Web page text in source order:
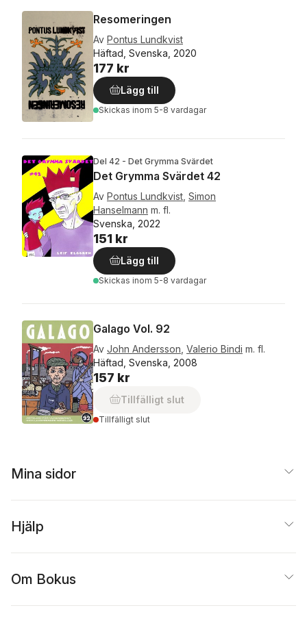
Resomeringen
Av Pontus Lundkvist
Häftad, Svenska, 2020
177 kr
Lägg till
Skickas inom 5-8 vardagar
Del 42 - Det Grymma Svärdet
Det Grymma Svärdet 42
Av Pontus Lundkvist Simon
Hanselmann m. fl.
Svenska, 2022
151 kr
Lägg till
Skickas inom 5-8 vardagar
Galago Vol. 92
Av John Andersson Valerio Bindi m. fl.
Häftad, Svenska, 2008
157 kr
Tillfälligt slut
Tillfälligt slut
Mina sidor
Hjälp
Om Bokus